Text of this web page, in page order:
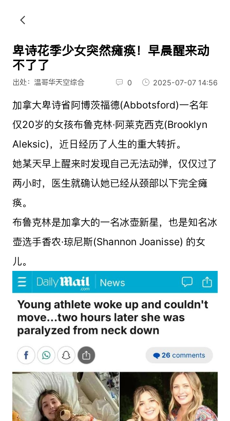
卑诗花季少女突然瘫痪！早晨醒来动
不了了
出处：温哥华天空综合 0 2025-07-07 14:56
加拿大卑诗省阿博茨福德(Abbotsford)一名年
仅20岁的女孩布鲁克林·阿莱克西克(Brooklyn
Aleksic)，近日经历了人生的重大转折。
她某天早上醒来时发现自己无法动弹，仅仅过了
两小时，医生就确认她已经从颈部以下完全瘫
痪。
布鲁克林是加拿大的一名冰壶新星，也是知名冰
壶选手香农·琼尼斯(Shannon Joanisse) 的女
儿。